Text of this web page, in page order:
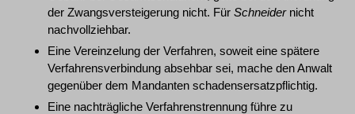
der Zwangsversteigerung nicht. Für Schneidernicht
nachvollziehbar.
Eine Vereinzelung der Verfahren, soweit eine spätere
Verfahrensverbindung absehbar sei, mache den Anwalt
gegenüber dem Mandanten schadensersatzpflichtig.
Eine nachträgliche Verfahrenstrennung führe zu